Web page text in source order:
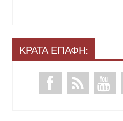
ΚΡΑΤΑ ΕΠΑΦΗ: